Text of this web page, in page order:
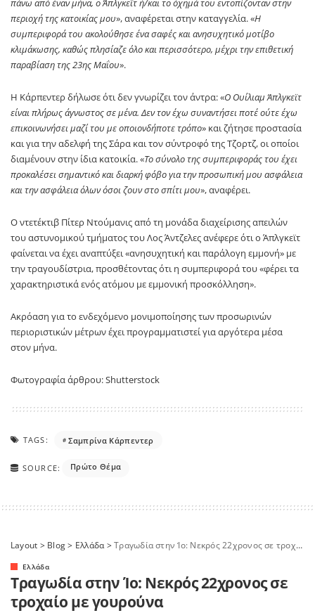
πάνω από έναν μήνα, ο Άπλγκεϊτ ή/και το όχημά του εντοπίζονταν στην
περιοχή της κατοικίας μου», αναφέρεται στην καταγγελία. «Η
συμπεριφορά του ακολούθησε ένα σαφές και ανησυχητικό μοτίβο
κλιμάκωσης, καθώς πλησίαζε όλο και περισσότερο, μέχρι την επιθετική
παραβίαση της 23ης Μαΐου».
Η Κάρπεντερ δήλωσε ότι δεν γνωρίζει τον άντρα: «Ο Ουίλιαμ Άπλγκεϊτ
είναι πλήρως άγνωστος σε μένα. Δεν τον έχω συναντήσει ποτέ ούτε έχω
επικοινωνήσει μαζί του με οποιονδήποτε τρόπο» και ζήτησε προστασία
και για την αδελφή της Σάρα και τον σύντροφό της Τζορτζ, οι οποίοι
διαμένουν στην ίδια κατοικία. «Το σύνολο της συμπεριφοράς του έχει
προκαλέσει σημαντικό και διαρκή φόβο για την προσωπική μου ασφάλεια
και την ασφάλεια όλων όσοι ζουν στο σπίτι μου», αναφέρει.
Ο ντετέκτιβ Πίτερ Ντούμανις από τη μονάδα διαχείρισης απειλών
του αστυνομικού τμήματος του Λος Άντζελες ανέφερε ότι ο Άπλγκεϊτ
φαίνεται να έχει αναπτύξει «ανησυχητική και παράλογη εμμονή» με
την τραγουδίστρια, προσθέτοντας ότι η συμπεριφορά του «φέρει τα
χαρακτηριστικά ενός ατόμου με εμμονική προσκόλληση».
Ακρόαση για το ενδεχόμενο μονιμοποίησης των προσωρινών
περιοριστικών μέτρων έχει προγραμματιστεί για αργότερα μέσα
στον μήνα.
Φωτογραφία άρθρου: Shutterstock
TAGS: Σαμπρίνα Κάρπεντερ
SOURCE: Πρώτο Θέμα
Layout > Blog> Ελλάδα>Τραγωδία στην Ίο: Νεκρός 22χρονος σε τροχαίο με γουρούνα
Ελλάδα
Τραγωδία στην Ίο: Νεκρός 22χρονος σε
τροχαίο με γουρούνα